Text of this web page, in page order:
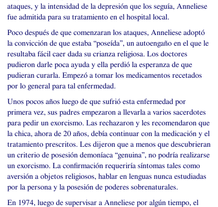
ataques, y la intensidad de la depresión que los seguía, Anneliese
fue admitida para su tratamiento en el hospital local.
Poco después de que comenzaran los ataques, Anneliese adoptó
la convicción de que estaba “poseída”, un autoengaño en el que le
resultaba fácil caer dada su crianza religiosa. Los doctores
pudieron darle poca ayuda y ella perdió la esperanza de que
pudieran curarla. Empezó a tomar los medicamentos recetados
por lo general para tal enfermedad.
Unos pocos años luego de que sufrió esta enfermedad por
primera vez, sus padres empezaron a llevarla a varios sacerdotes
para pedir un exorcismo. Las rechazaron y les recomendaron que
la chica, ahora de 20 años, debía continuar con la medicación y el
tratamiento prescritos. Les dijeron que a menos que descubrieran
un criterio de posesión demoníaca “genuina”, no podría realizarse
un exorcismo. La confirmación requeriría síntomas tales como
aversión a objetos religiosos, hablar en lenguas nunca estudiadas
por la persona y la posesión de poderes sobrenaturales.
En 1974, luego de supervisar a Anneliese por algún tiempo, el